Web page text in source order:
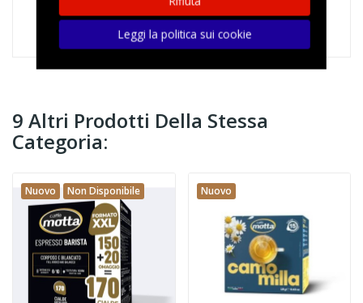
9 Altri Prodotti Della Stessa
Categoria:
Nuovo Non Disponibile Nuovo
Leggi la politica sui cookie